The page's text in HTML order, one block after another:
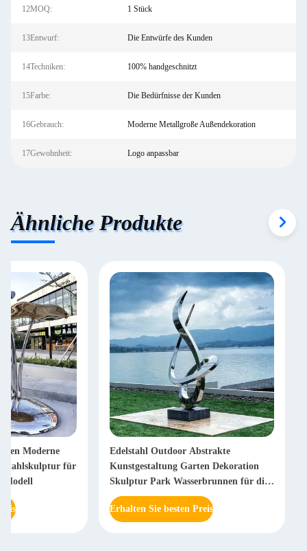
12MOQ: 1 Stück
13Entwurf: Die Entwürfe des Kunden
14Techniken: 100% handgeschnitzt
15Farbe: Die Bedürfnisse der Kunden
16Gebrauch: Moderne Metallgroße Außendekoration
17Gewohnheit: Logo anpassbar
Ähnliche Produkte
Moderne
für
Modell
Edelstahl Outdoor Abstrakte
Kunstgestaltung Garten Dekoration
Skulptur Park Wasserbrunnen für die
Wohnkultur Metallhandwerk
Erhalten Sie besten Preis